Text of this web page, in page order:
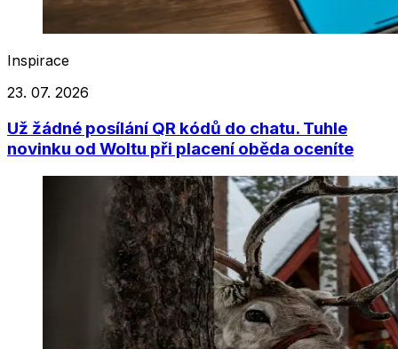
Inspirace
23. 07. 2026
Už žádné posílání QR kódů do chatu. Tuhle
novinku od Woltu při placení oběda oceníte